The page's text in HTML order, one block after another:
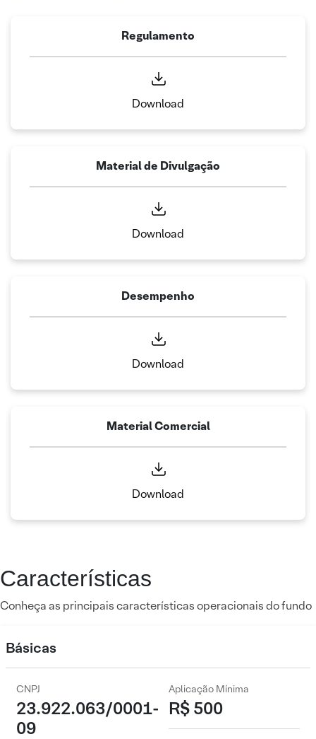
Regulamento
Download
Material de Divulgação
Download
Desempenho
Download
Material Comercial
Download
Características
Conheça as principais características operacionais do fundo
Básicas
CNPJ
23.922.063/0001-
09
Aplicação Mínima
R$ 500